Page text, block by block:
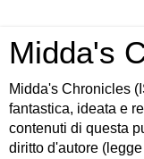
Midda's
Midda's Chronicles
fantastica, ideata e
contenuti di questa
diritto d'autore